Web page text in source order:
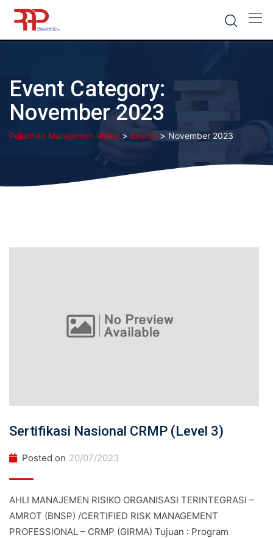
Skip
content
Event Category:
November 2023
Pelatihan Manajemen Risiko > Events > November 2023
Sertifikasi Nasional CRMP (Level 3)
Posted on 20/07/2023
AHLI MANAJEMEN RISIKO ORGANISASI TERINTEGRASI –
AMROT (BNSP) /CERTIFIED RISK MANAGEMENT
PROFESSIONAL – CRMP (GIRMA) Tujuan : Program